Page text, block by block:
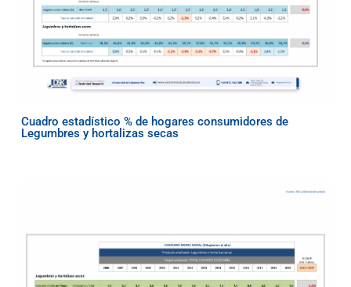
Cuadro estadístico % de hogares consumidores de
Legumbres y hortalizas secas